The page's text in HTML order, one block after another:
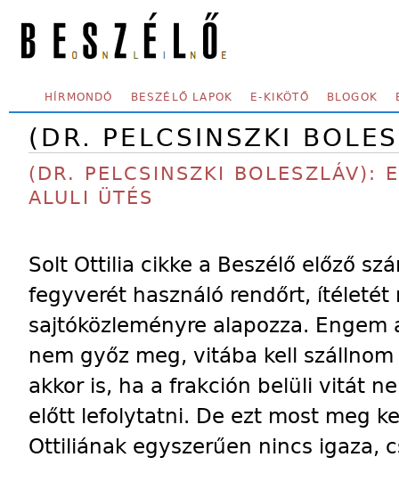
SECONDARY MENU
HÍRMONDÓ BESZÉLŐ LAPOK E-KIKÖTŐ BLOGOK
(DR. PELCSINSZKI
(DR. PELCSINSZKI BOLESZLÁV):
ALULI ÜTÉS
Solt Ottilia cikke a Beszélő előző
fegyverét használó rendőrt, ítéletét
sajtóközleményre alapozza.
nem győz meg, vitába kell
akkor is, ha a frakción belüli vitát
előtt lefolytatni. De ezt most meg
Ottiliának egyszerűen nincs igaza,